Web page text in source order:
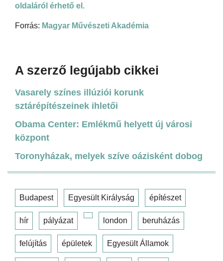
oldaláról érhető el.
Forrás: Magyar Művészeti Akadémia
A szerző legújabb cikkei
Vasarely színes illúziói korunk
sztárépítészeinek ihletői
Obama Center: Emlékmű helyett új városi
központ
Toronyházak, melyek szíve oázisként dobog
Budapest Egyesült Királyság építészet
hír pályázat london beruházás
felújítás épületek Egyesült Államok